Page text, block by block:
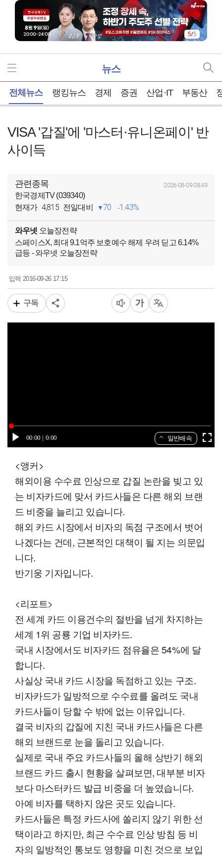
5/5
뉴스
전체뉴스 랭킹뉴스 경제 증권 산업·IT 부동산
VISA '갑질'에 '마스터·유니온페이' 반
사이득
관련종목 2026-08-09 08:49
한국경제TV (039340)
현재가 4,815 전일대비 70 1.43%
와우넷 오늘장전략
스페이스X, 최대 9.1억주 보호예수 해제 우려 딛고 6.14%
급등 - 와우넷 오늘장전략
입력2016-09-26 17:15
구독
00:00 0:00 일반배속
<앵커>
해외이용 수수료 인상으로 갑질 논란을 빚고 있
는 비자카드에 맞서 카드사들은 다른 해외 브랜
드 비중을 늘리고 있습니다.
해외 카드 시장에서 비자의 독점 구조에서 벗어
나겠다는 건데, 근본적인 대책이 될 지는 의문입
니다.
반기웅 기자입니다.
<리포트>
전 세계 카드 이용건수의 절반을 넘게 차지하는
세계 1위 공룡 기업 비자카드.
국내 시장에서도 비자카드 점유율은 54%에 달
합니다.
사실상 국내 카드 시장을 독점하고 있는 구조.
비자카드가 일방적으로 수수료를 올려도 국내
카드사들이 당할 수 밖에 없는 이유입니다.
결국 비자의 갑질에 지친 국내 카드사들은 다른
해외 브랜드로 눈을 돌리고 있습니다.
실제로 국내 주요 카드사들의 올해 상반기 해외
브랜드 카드 출시 현황을 살펴보면, 대부분 비자
보다 마스터카드 발급 비중을 더 높였습니다.
아예 비자를 택하지 않은 곳도 있습니다.
카드사들은 특정 카드사에 쏠리지 않기 위한 선
택이라고 하지만, 최근 수수료 인상 방침 등 비
자의 일방적인 통보도 영향을 미친 것으로 보입